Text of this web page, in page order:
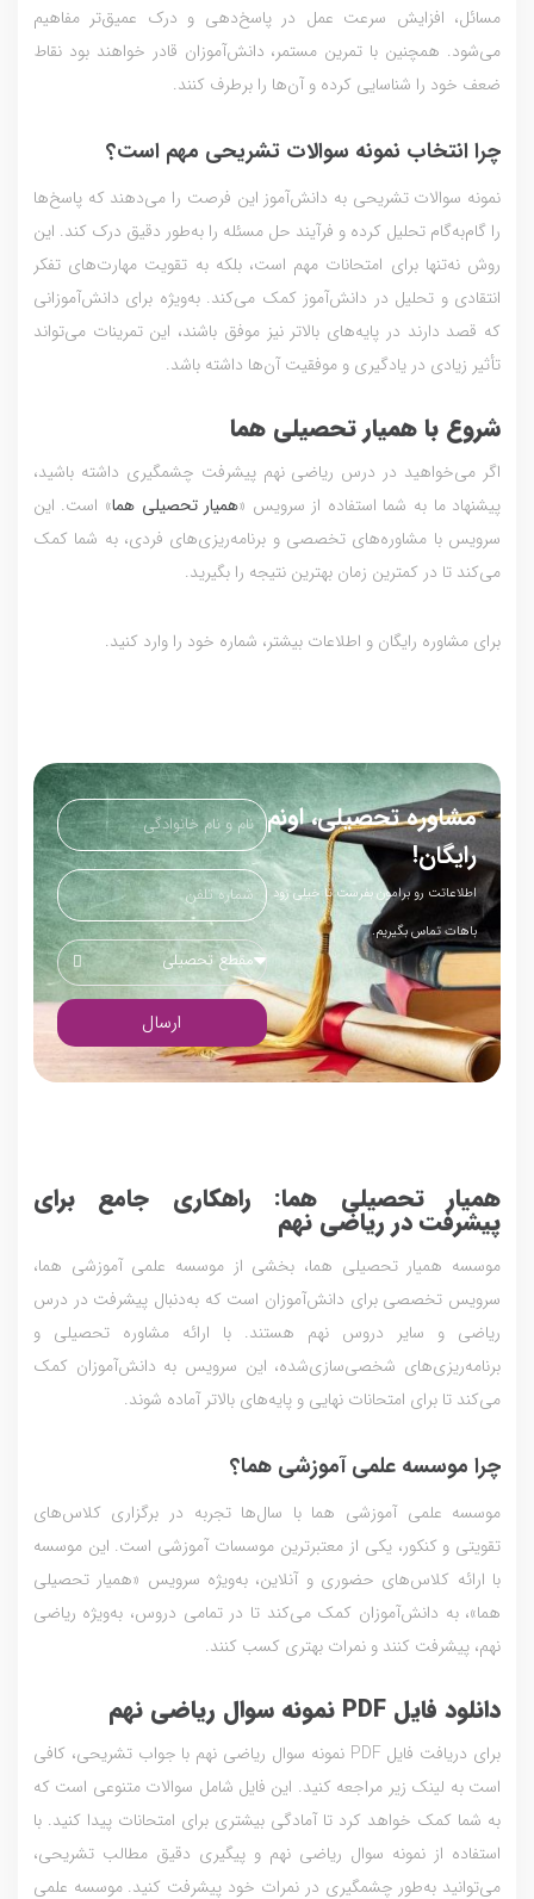
مسائل، افزایش سرعت عمل در پاسخ‌دهی و درک عمیق‌تر مفاهیم
می‌شود. همچنین با تمرین مستمر، دانش‌آموزان قادر خواهند بود نقاط
ضعف خود را شناسایی کرده و آن‌ها را برطرف کنند.
چرا انتخاب نمونه سوالات تشریحی مهم است؟
نمونه سوالات تشریحی به دانش‌آموز این فرصت را می‌دهند که پاسخ‌ها
را گام‌به‌گام تحلیل کرده و فرآیند حل مسئله را به‌طور دقیق درک کند. این
روش نه‌تنها برای امتحانات مهم است، بلکه به تقویت مهارت‌های تفکر
انتقادی و تحلیل در دانش‌آموز کمک می‌کند. به‌ویژه برای دانش‌آموزانی
که قصد دارند در پایه‌های بالاتر نیز موفق باشند، این تمرینات می‌تواند
تأثیر زیادی در یادگیری و موفقیت آن‌ها داشته باشد.
شروع با همیار تحصیلی هما
اگر می‌خواهید در درس ریاضی نهم پیشرفت چشمگیری داشته باشید،
پیشنهاد ما به شما استفاده از سرویس «همیار تحصیلی هما» است. این
سرویس با مشاوره‌های تخصصی و برنامه‌ریزی‌های فردی، به شما کمک
می‌کند تا در کمترین زمان بهترین نتیجه را بگیرید.
برای مشاوره رایگان و اطلاعات بیشتر، شماره خود را وارد کنید.
مشاوره تحصیلی، اونم
رایگان!
اطلاعاتت رو برامون بفرست تا خیلی زود
باهات تماس بگیریم.
مقطع تحصیلی
ارسال
همیار تحصیلی هما: راهکاری جامع برای
پیشرفت در ریاضی نهم
موسسه همیار تحصیلی هما، بخشی از موسسه علمی آموزشی هما،
سرویس تخصصی برای دانش‌آموزان است که به‌دنبال پیشرفت در درس
ریاضی و سایر دروس نهم هستند. با ارائه مشاوره تحصیلی و
برنامه‌ریزی‌های شخصی‌سازی‌شده، این سرویس به دانش‌آموزان کمک
می‌کند تا برای امتحانات نهایی و پایه‌های بالاتر آماده شوند.
چرا موسسه علمی آموزشی هما؟
موسسه علمی آموزشی هما با سال‌ها تجربه در برگزاری کلاس‌های
تقویتی و کنکور، یکی از معتبرترین موسسات آموزشی است. این موسسه
با ارائه کلاس‌های حضوری و آنلاین، به‌ویژه سرویس «همیار تحصیلی
هما»، به دانش‌آموزان کمک می‌کند تا در تمامی دروس، به‌ویژه ریاضی
نهم، پیشرفت کنند و نمرات بهتری کسب کنند.
دانلود فایل PDF نمونه سوال ریاضی نهم
برای دریافت فایل PDF نمونه سوال ریاضی نهم با جواب تشریحی، کافی
است به لینک زیر مراجعه کنید. این فایل شامل سوالات متنوعی است که
به شما کمک خواهد کرد تا آمادگی بیشتری برای امتحانات پیدا کنید. با
استفاده از نمونه سوال ریاضی نهم و پیگیری دقیق مطالب تشریحی،
می‌توانید به‌طور چشمگیری در نمرات خود پیشرفت کنید. موسسه علمی